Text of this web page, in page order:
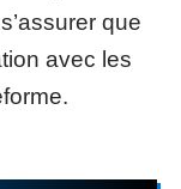
que
avec les